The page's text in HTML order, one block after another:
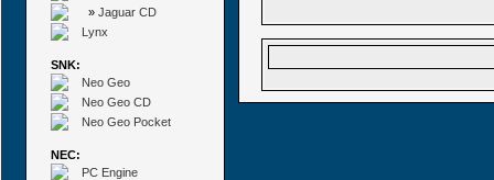
» Jaguar CD
Lynx
SNK:
Neo Geo
Neo Geo CD
Neo Geo Pocket
NEC:
PC Engine